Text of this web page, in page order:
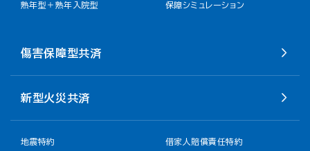
熟年型＋熟年入院型 保障シミュレーション
傷害保障型共済
新型火災共済
地震特約 借家人賠償責任特約